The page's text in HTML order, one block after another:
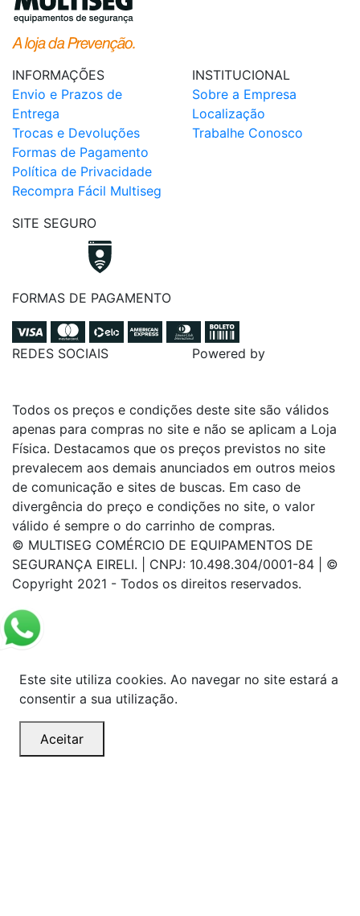
INFORMAÇÕES
Envio e Prazos de
Entrega
Trocas e Devoluções
Formas de Pagamento
Política de Privacidade
Recompra Fácil Multiseg
INSTITUCIONAL
Sobre a Empresa
Localização
Trabalhe Conosco
SITE SEGURO
FORMAS DE PAGAMENTO
REDES SOCIAIS Powered by
Todos os preços e condições deste site são válidos
apenas para compras no site e não se aplicam a Loja
Física. Destacamos que os preços previstos no site
prevalecem aos demais anunciados em outros meios
de comunicação e sites de buscas. Em caso de
divergência do preço e condições no site, o valor
válido é sempre o do carrinho de compras.
© MULTISEG COMÉRCIO DE EQUIPAMENTOS DE
SEGURANÇA EIRELI. | CNPJ: 10.498.304/0001-84 | ©
Copyright 2021 - Todos os direitos reservados.
Este site utiliza cookies. Ao navegar no site estará a
consentir a sua utilização.
Aceitar